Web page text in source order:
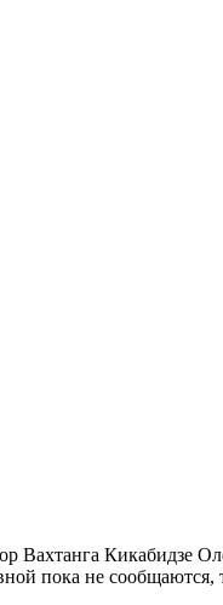
Вахтанга Кикабидзе
пока не сообщаются,